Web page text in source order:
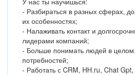
- Разбираться в разных сферах,
их особенностях;
- Налаживать контакт и
лидерами компаний;
- Больше понимать людей в
потребностей;
- Работать с CRM, HH.ru, Chat